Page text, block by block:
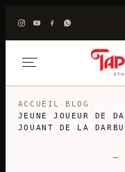
ACCUEIL › BLOG ›
JEUNE JOUEUR DE
JOUANT DE LA
—